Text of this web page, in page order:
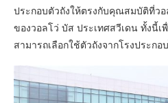
ประกอบตัวถังให้ตรงกับคุณสมบัติที่ว
ของวอลโว่ บัส ประเทศสวีเดน ทั้งนี้เ
สามารถเลือกใช้ตัวถังจากโรงประกอ